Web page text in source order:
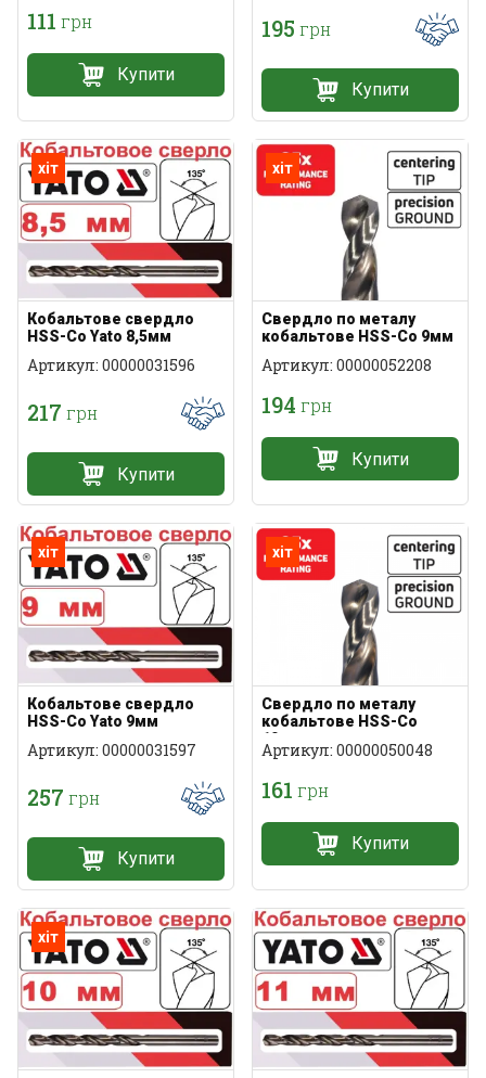
111 грн
Купити
195 грн
Купити
хіт
Кобальтове свердло
HSS-Co Yato 8,5мм
Артикул: 00000031596
217 грн
Купити
хіт
Свердло по металу
кобальтове HSS-Co 9мм
Артикул: 00000052208
194 грн
Купити
хіт
Кобальтове свердло
HSS-Co Yato 9мм
Артикул: 00000031597
257 грн
Купити
хіт
Свердло по металу
кобальтове HSS-Co
10мм
Артикул: 00000050048
161 грн
Купити
хіт